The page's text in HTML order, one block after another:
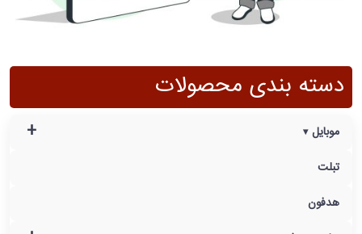
دسته بندی محصولات
+
موبایل
تبلت
هدفون